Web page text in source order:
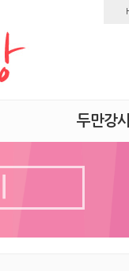
두만강